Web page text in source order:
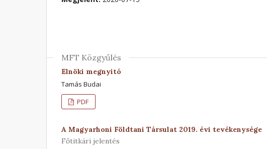
MFT Közgyűlés
Elnöki megnyitó
Tamás Budai
PDF
A Magyarhoni Földtani Társulat 2019. évi tevékenysége
Főtitkári jelentés